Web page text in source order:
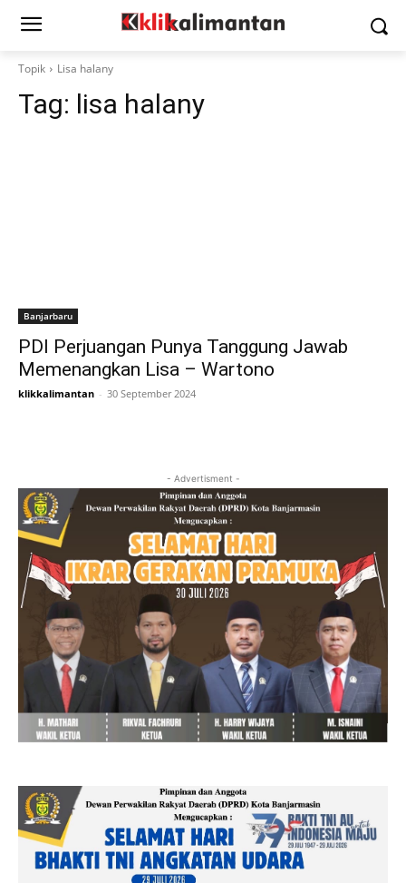
Topik Lisa halany
Tag: lisa halany
Banjarbaru
PDI Perjuangan Punya Tanggung Jawab
Memenangkan Lisa – Wartono
klikkalimantan - 30 September 2024
- Advertisment -